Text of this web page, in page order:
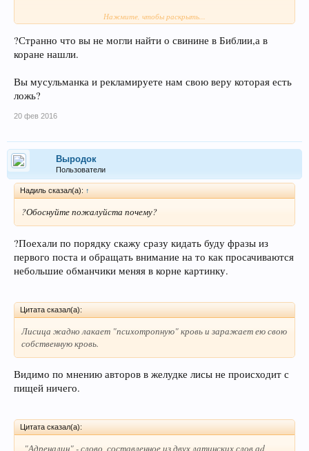
Нажмите, чтобы раскрыть...
?Странно что вы не могли найти о свинине в Библии,а в
коране нашли.
Вы мусульманка и рекламируете нам свою веру которая есть
ложь?
20 фев 2016
Выродок
Пользователи
Надиль сказал(а): ↑
?Обоснуйте пожалуйста почему?
?Поехали по порядку скажу сразу кидать буду фразы из
первого поста и обращать внимание на то как просачиваются
небольшие обманчики меняя в корне картинку.
Цитата сказал(а):
Лисица жадно лакает "психотропную" кровь и заражает ею свою
собственную кровь.
Видимо по мнению авторов в желудке лисы не происходит с
пищей ничего.
Цитата сказал(а):
"Адреналин" - слово, составленное из двух латинских слов аd